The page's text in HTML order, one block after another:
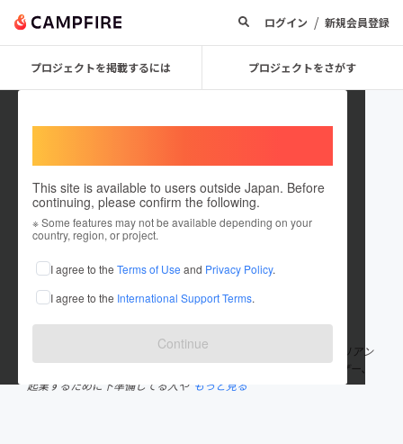
ログイン / 新規会員登録
プロジェクトを掲載するには プロジェクトをさがす
This site is available to users outside Japan. Before
continuing, please confirm the following.
※ Some features may not be available depending on your
country, region, or project.
I agree to the Terms of Use and Privacy Policy.
I agree to the International Support Terms.
Continue
PASSION MUSIC
これまでに2件のプロジェクトを投稿しています
在住国：日本 現在地：兵庫県
出身国：日本 出身地：東京都
高校三年生です。アメリカ留学(2020, 1-6)🇺🇸🗽 学生、一流イタリアン
レストランアルバイト、アーティスト、DJ、イベントオーガナイザー、
起業するために下準備してる人や もっと見る